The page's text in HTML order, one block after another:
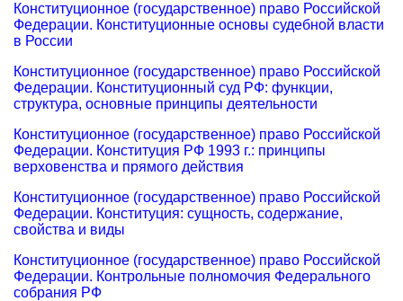
Конституционное (государственное) право Российской
Федерации. Конституционные основы судебной власти
в России
Конституционное (государственное) право Российской
Федерации. Конституционный суд РФ: функции,
структура, основные принципы деятельности
Конституционное (государственное) право Российской
Федерации. Конституция РФ 1993 г.: принципы
верховенства и прямого действия
Конституционное (государственное) право Российской
Федерации. Конституция: сущность, содержание,
свойства и виды
Конституционное (государственное) право Российской
Федерации. Контрольные полномочия Федерального
собрания РФ